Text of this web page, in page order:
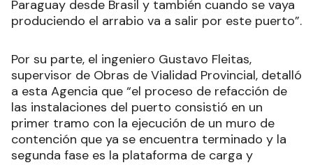
Paraguay desde Brasil y también cuando se vaya
produciendo el arrabio va a salir por este puerto”.
Por su parte, el ingeniero Gustavo Fleitas,
supervisor de Obras de Vialidad Provincial, detalló
a esta Agencia que “el proceso de refacción de
las instalaciones del puerto consistió en un
primer tramo con la ejecución de un muro de
contención que ya se encuentra terminado y la
segunda fase es la plataforma de carga y